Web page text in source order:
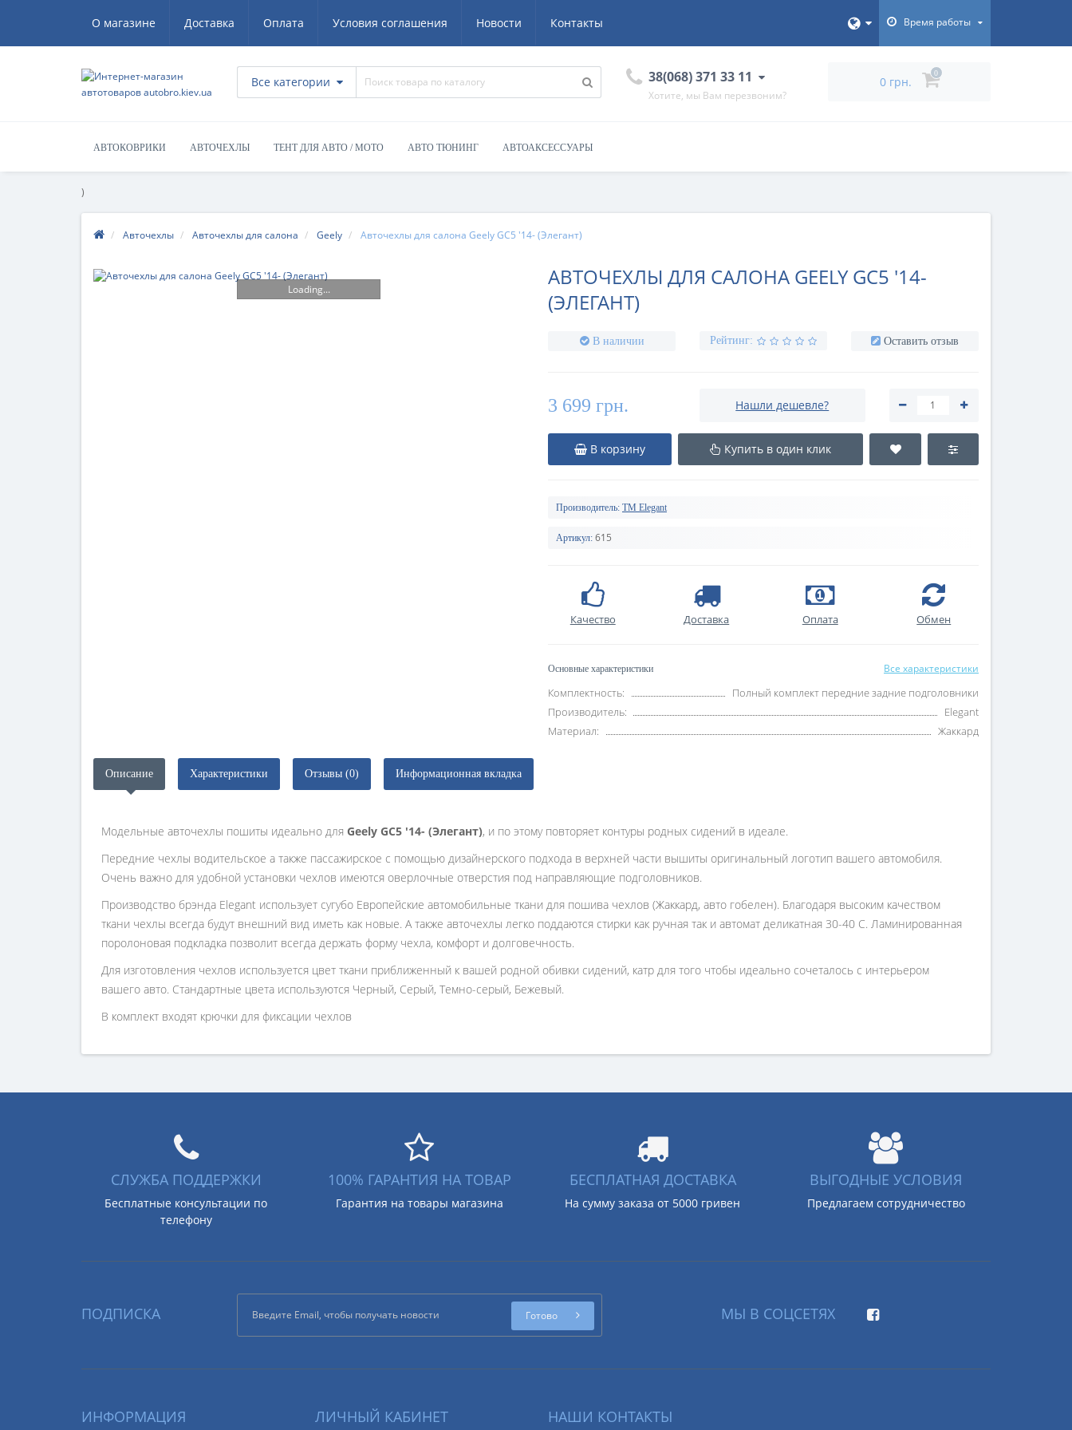
О магазине Доставка Оплата Условия соглашения Новости Контакты Время работы
Все категории 38(068) 371 33 11
Хотите, мы Вам перезвоним?
0 грн.
0
АВТОКОВРИКИ АВТОЧЕХЛЫ ТЕНТ ДЛЯ АВТО / МОТО АВТО ТЮНИНГ АВТОАКСЕССУАРЫ
)
Авточехлы Авточехлы для салона Geely Авточехлы для салона Geely GC5 '14- (Элегант)
Loading...
АВТОЧЕХЛЫ ДЛЯ САЛОНА GEELY GC5 '14-
(ЭЛЕГАНТ)
В наличии Рейтинг: Оставить отзыв
3 699 грн. Нашли дешевле?
В корзину Купить в один клик
Производитель: TM Elegant
Артикул: 615
Качество Доставка Оплата Обмен
Основные характеристики Все характеристики
Комплектность:
Полный комплект передние задние подголовники
Производитель:
Elegant
Материал:
Жаккард
Описание Характеристики Отзывы (0) Информационная вкладка
Модельные авточехлы пошиты идеально для Geely GC5 '14- (Элегант), и по этому повторяет контуры родных сидений в идеале.
Передние чехлы водительское а также пассажирское с помощью дизайнерского подхода в верхней части вышиты оригинальный логотип вашего автомобиля.
Очень важно для удобной установки чехлов имеются оверлочные отверстия под направляющие подголовников.
Производство брэнда Elegant использует сугубо Европейские автомобильные ткани для пошива чехлов (Жаккард, авто гобелен). Благодаря высоким качеством
ткани чехлы всегда будут внешний вид иметь как новые. А также авточехлы легко поддаются стирки как ручная так и автомат деликатная 30-40 С. Ламинированная
поролоновая подкладка позволит всегда держать форму чехла, комфорт и долговечность.
Для изготовления чехлов используется цвет ткани приближенный к вашей родной обивки сидений, катр для того чтобы идеально сочеталось с интерьером
вашего авто. Стандартные цвета используются Черный, Серый, Темно-серый, Бежевый.
В комплект входят крючки для фиксации чехлов
СЛУЖБА ПОДДЕРЖКИ
Бесплатные консультации по
телефону
100% ГАРАНТИЯ НА ТОВАР
Гарантия на товары магазина
БЕСПЛАТНАЯ ДОСТАВКА
На сумму заказа от 5000 гривен
ВЫГОДНЫЕ УСЛОВИЯ
Предлагаем сотрудничество
ПОДПИСКА Готово МЫ В СОЦСЕТЯХ
ИНФОРМАЦИЯ ЛИЧНЫЙ КАБИНЕТ НАШИ КОНТАКТЫ